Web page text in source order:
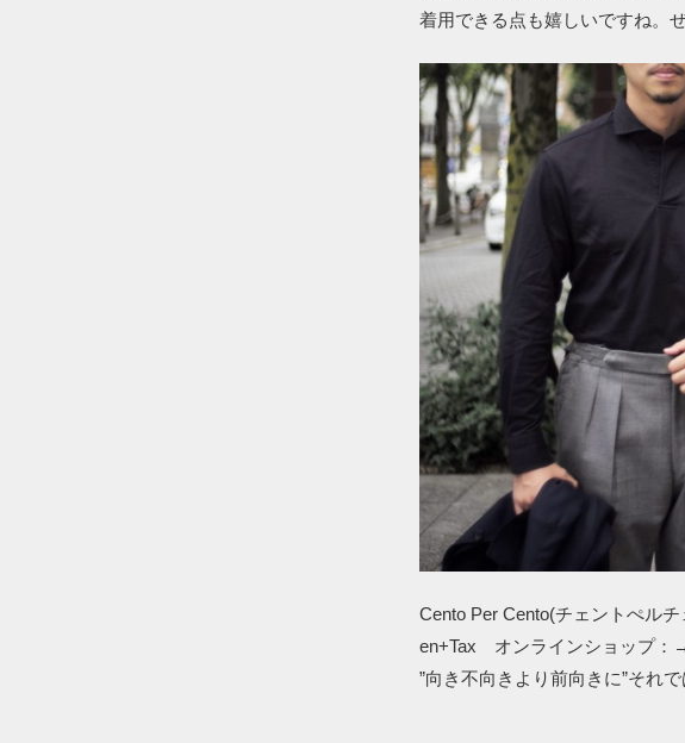
着用できる点も嬉しいですね。
Cento Per Cento(チェントぺル
en+Tax オンラインショップ：
”向き不向きより前向きに”それで